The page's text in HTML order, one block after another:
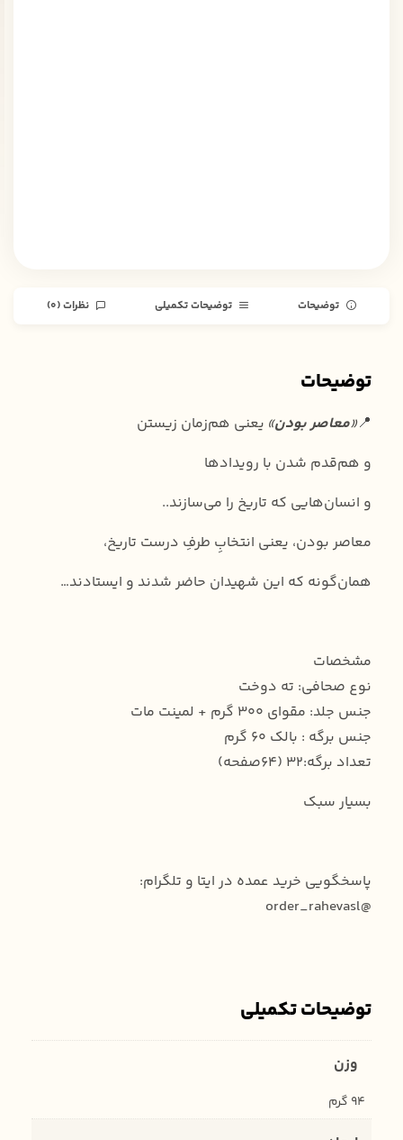
توضیحات توضیحات تکمیلی نظرات (0)
توضیحات
📍
«معاصر بودن» یعنی هم‌زمان زیستن
و هم‌قدم شدن با رویدادها
و انسان‌هایی که تاریخ را می‌سازند..
معاصر بودن، یعنی انتخابِ طرفِ درست تاریخ،
همان‌گونه که این شهیدان حاضر شدند و ایستادند…
مشخصات
نوع صحافی: ته دوخت
جنس جلد: مقوای ۳۰۰ گرم + لمینت مات
جنس برگه : بالک ۶۰ گرم
تعداد برگه:۳۲ (۶۴صفحه)
بسیار سبک
پاسخگویی خرید عمده در ایتا و تلگرام:
@order_rahevasl
توضیحات تکمیلی
وزن
94 گرم